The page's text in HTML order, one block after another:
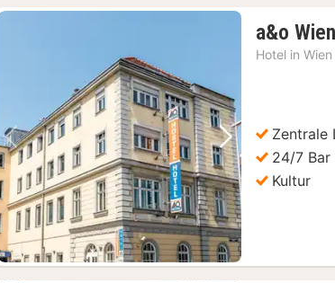
Vorheriges Bild Nächstes Bild
a&o
Hotel in Wien
Zentrale
24/7 Bar
Kultur